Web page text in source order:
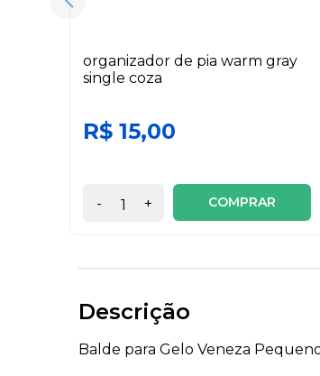
organizador de pia warm gray
single coza
R$ 15,00
- + COMPRAR
Descrição
Balde para Gelo Veneza